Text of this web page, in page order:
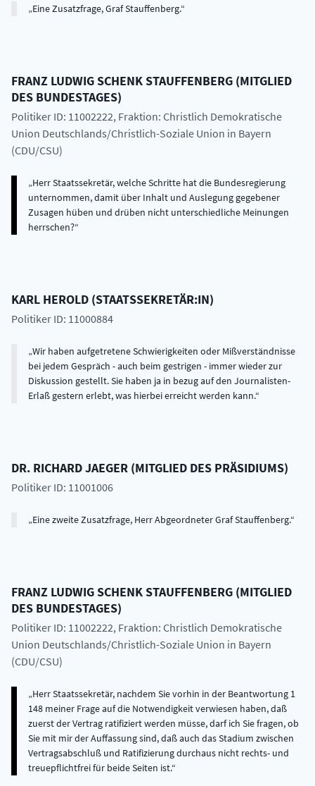
Eine Zusatzfrage, Graf Stauffenberg.
FRANZ LUDWIG SCHENKSTAUFFENBERG (MITGLIED
DES BUNDESTAGES)
Politiker ID: 11002222, Fraktion: Christlich Demokratische
Union Deutschlands/Christlich-Soziale Union in Bayern
(CDU/CSU)
Herr Staatssekretär, welche Schritte hat die Bundesregierung
unternommen, damit über Inhalt und Auslegung gegebener
Zusagen hüben und drüben nicht unterschiedliche Meinungen
herrschen?
KARL HEROLD (STAATSSEKRETÄR:IN)
Politiker ID: 11000884
Wir haben aufgetretene Schwierigkeiten oder Mißverständnisse
bei jedem Gespräch - auch beim gestrigen - immer wieder zur
Diskussion gestellt. Sie haben ja in bezug auf den Journalisten-
Erlaß gestern erlebt, was hierbei erreicht werden kann.
DR. RICHARDJAEGER (MITGLIED DES PRÄSIDIUMS)
Politiker ID: 11001006
Eine zweite Zusatzfrage, Herr Abgeordneter Graf Stauffenberg.
FRANZ LUDWIG SCHENKSTAUFFENBERG (MITGLIED
DES BUNDESTAGES)
Politiker ID: 11002222, Fraktion: Christlich Demokratische
Union Deutschlands/Christlich-Soziale Union in Bayern
(CDU/CSU)
Herr Staatssekretär, nachdem Sie vorhin in der Beantwortung 1
148 meiner Frage auf die Notwendigkeit verwiesen haben, daß
zuerst der Vertrag ratifiziert werden müsse, darf ich Sie fragen, ob
Sie mit mir der Auffassung sind, daß auch das Stadium zwischen
Vertragsabschluß und Ratifizierung durchaus nicht rechts- und
treuepflichtfrei für beide Seiten ist.